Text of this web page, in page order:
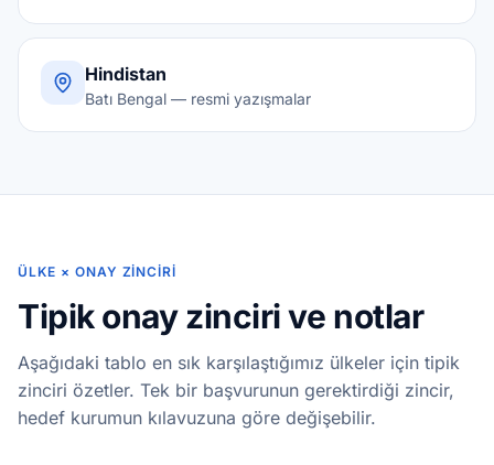
Hindistan
Batı Bengal — resmi yazışmalar
ÜLKE × ONAY ZINCIRI
Tipik onay zinciri ve notlar
Aşağıdaki tablo en sık karşılaştığımız ülkeler için tipik
zinciri özetler. Tek bir başvurunun gerektirdiği zincir,
hedef kurumun kılavuzuna göre değişebilir.